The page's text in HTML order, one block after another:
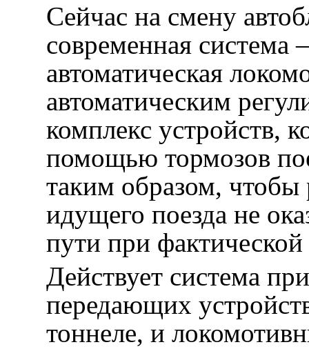
Сейчас на смену
современная
автоматическая
автоматическим
комплекс устройств,
помощью тормозов
таким образом, чтобы
идущего поезда не
пути при фактической
Действует система
передающих
тоннеле, и